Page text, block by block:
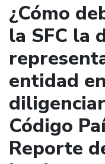
¿Cómo
la SFC la
entidad
Código
Reporte